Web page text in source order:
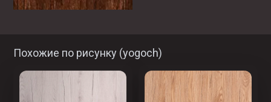
Похожие по рисунку (yogoch)